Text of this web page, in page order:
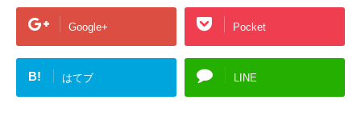
Google+ Pocket
B! はてブ LINE